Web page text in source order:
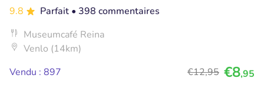
9.8
Parfait • 398 commentaires
Museumcafé Reina
Venlo (14km)
Vendu : 897
€12,95 €8,95